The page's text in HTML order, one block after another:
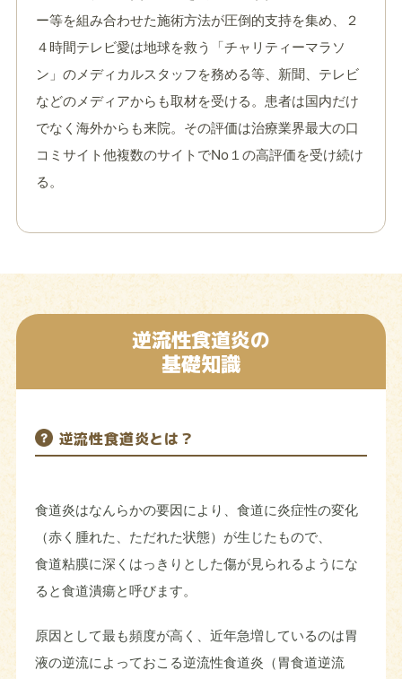
ー等を組み合わせた施術方法が圧倒的支持を集め、２
４時間テレビ愛は地球を救う「チャリティーマラソ
ン」のメディカルスタッフを務める等、新聞、テレビ
などのメディアからも取材を受ける。患者は国内だけ
でなく海外からも来院。その評価は治療業界最大の口
コミサイト他複数のサイトでNo１の高評価を受け続け
る。
逆流性食道炎の
基礎知識
逆流性食道炎とは？
食道炎はなんらかの要因により、食道に炎症性の変化
（赤く腫れた、ただれた状態）が生じたもので、
食道粘膜に深くはっきりとした傷が見られるようにな
ると食道潰瘍と呼びます。
原因として最も頻度が高く、近年急増しているのは胃
液の逆流によっておこる逆流性食道炎（胃食道逆流